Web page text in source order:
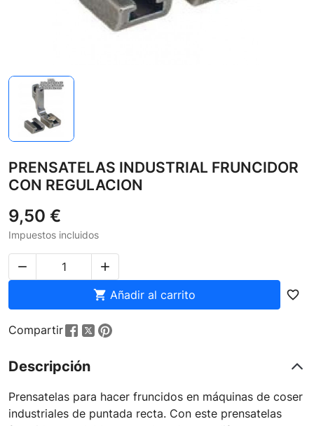
PRENSATELAS INDUSTRIAL FRUNCIDOR
CON REGULACION
9,50 €
Impuestos incluidos


 Añadir al carrito favorite_border
Compartir
Descripción
Prensatelas para hacer fruncidos en máquinas de coser
industriales de puntada recta. Con este prensatelas